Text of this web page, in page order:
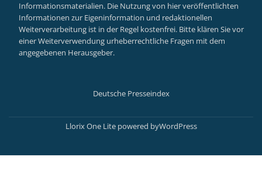
Informationsmaterialien. Die Nutzung von hier veröffentlichten
Informationen zur Eigeninformation und redaktionellen
Weiterverarbeitung ist in der Regel kostenfrei. Bitte klären Sie vor
einer Weiterverwendung urheberrechtliche Fragen mit dem
angegebenen Herausgeber.
Deutsche Presseindex
Secondary
Llorix One Lite powered byWordPress